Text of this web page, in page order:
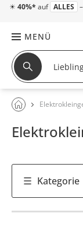
☀ 40%* auf ALLES
MENÜ
Kategorie